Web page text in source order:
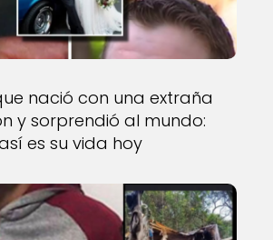
nació con una extraña
y sorprendió al mundo:
es su vida hoy